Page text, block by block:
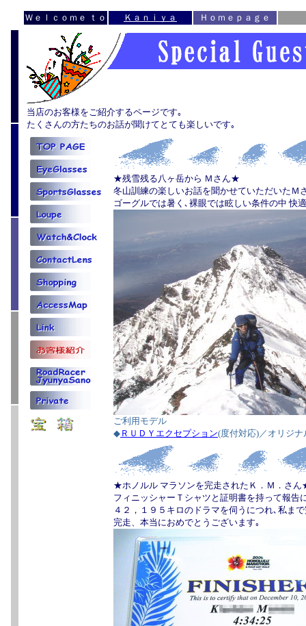
Ｗｅｌｃｏｍｅ ｔｏ Ｋａｎｉｙａ Ｈｏｍｅｐａｇｅ
当店のお客様をご紹介するページです｡
たくさんの方たちのお話が聞けてとても楽しいです｡
★残雪残る八ヶ岳から Ｍさん★
冬山訓練の楽しいお話を聞かせていただいたＭ
ゴーグルでは暑く､裸眼では眩しい条件の中 快
ご利用モデル
◆ ＲＵＤＹエクセプション(度付対応)／オリジ
★ホノルル マラソンを完走されたＫ．Ｍ．さ
フィニッシャーＴシャツと証明書を持って報告
４２，１９５キロのドラマを伺うにつれ､私ま
完走、本当におめでとうございます｡